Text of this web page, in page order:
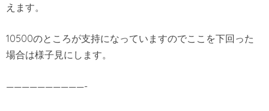
えます。
10500のところが支持になっていますのでここを下回った
場合は様子見にします。
——————————-